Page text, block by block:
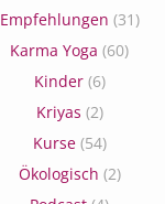
Empfehlungen (31)
Karma Yoga (60)
Kinder(6)
Kriyas (2)
Kurse(54)
Ökologisch (2)